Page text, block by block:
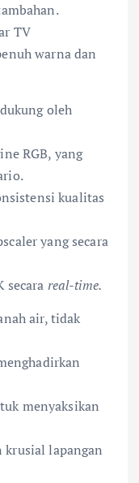
TV
warna dan
oleh
RGB, yang
kualitas
yang secara
secara real-time.
air, tidak
menyaksikan
lapangan